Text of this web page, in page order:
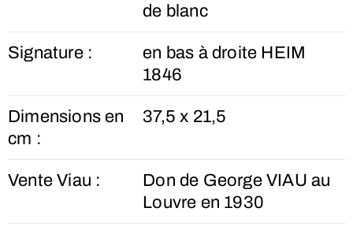
de blanc
Signature :
en bas à droite HEIM
1846
Dimensions en
cm :
37,5 x 21,5
Vente Viau :
Don de George VIAU au
Louvre en 1930